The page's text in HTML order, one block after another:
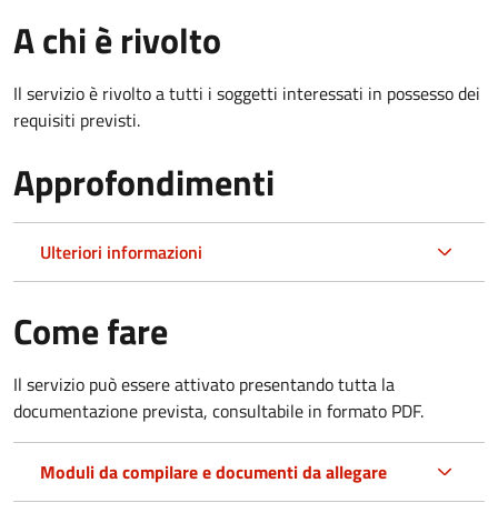
A chi è rivolto
Il servizio è rivolto a tutti i soggetti interessati in possesso dei
requisiti previsti.
Approfondimenti
Ulteriori informazioni
Come fare
Il servizio può essere attivato presentando tutta la
documentazione prevista, consultabile in formato PDF.
Moduli da compilare e documenti da allegare